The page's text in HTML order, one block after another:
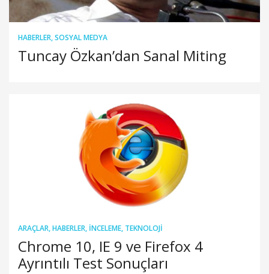
HABERLER,SOSYAL MEDYA
Tuncay Özkan’dan Sanal Miting
ARAÇLAR,HABERLER, İNCELEME, TEKNOLOJI
Chrome 10, IE 9 ve Firefox 4
Ayrıntılı Test Sonuçları